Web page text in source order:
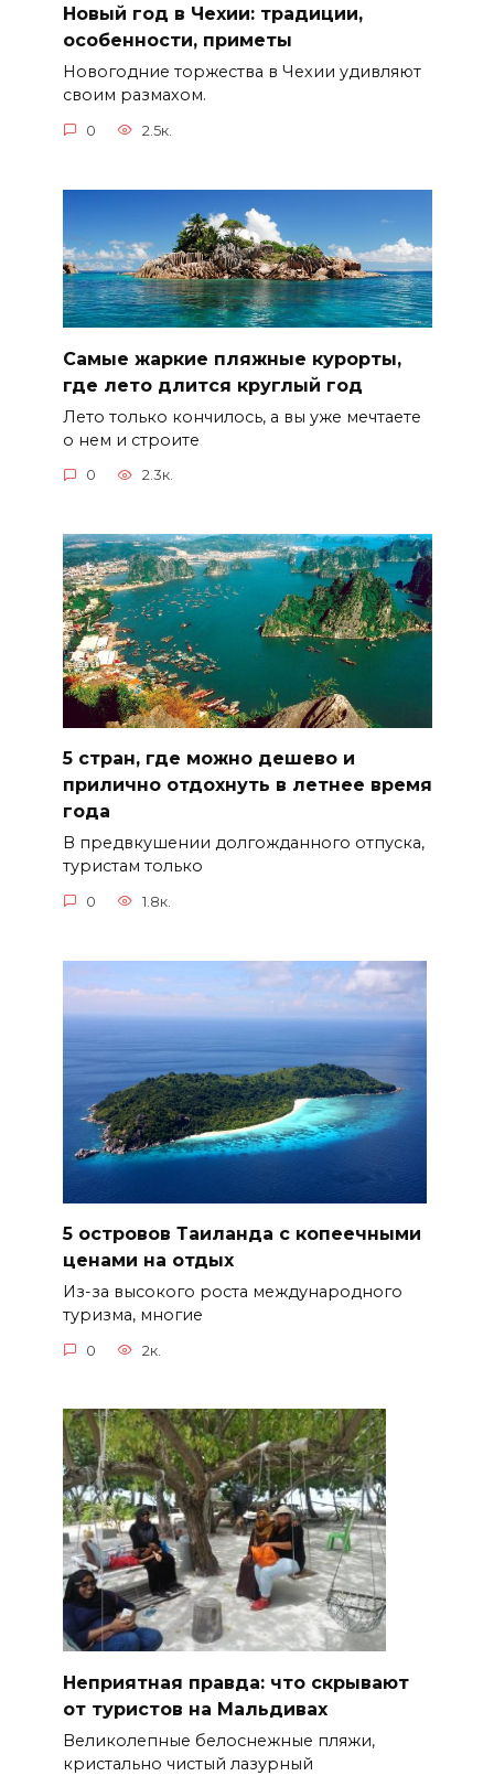
Новый год в Чехии: традиции,
особенности, приметы
Новогодние торжества в Чехии удивляют
своим размахом.
0 2.5к.
Самые жаркие пляжные курорты,
где лето длится круглый год
Лето только кончилось, а вы уже мечтаете
о нем и строите
0 2.3к.
5 стран, где можно дешево и
прилично отдохнуть в летнее время
года
В предвкушении долгожданного отпуска,
туристам только
0 1.8к.
5 островов Таиланда с копеечными
ценами на отдых
Из-за высокого роста международного
туризма, многие
0 2к.
Неприятная правда: что скрывают
от туристов на Мальдивах
Великолепные белоснежные пляжи,
кристально чистый лазурный